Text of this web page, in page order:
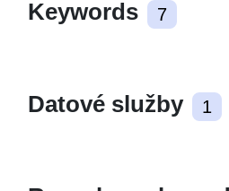
Keywords 7
Datové služby 1